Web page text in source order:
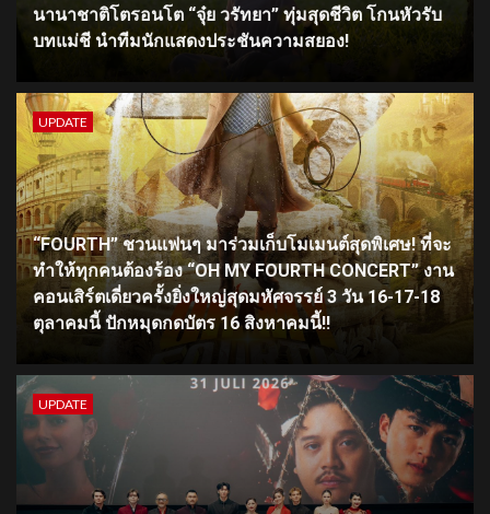
นานาชาติโตรอนโต “จุ๋ย วรัทยา” ทุ่มสุดชีวิต โกนหัวรับ
บทแม่ชี นำทีมนักแสดงประชันความสยอง!
UPDATE
“FOURTH” ชวนแฟนๆ มาร่วมเก็บโมเมนต์สุดพิเศษ! ที่จะ
ทำให้ทุกคนต้องร้อง “OH MY FOURTH CONCERT” งาน
คอนเสิร์ตเดี่ยวครั้งยิ่งใหญ่สุดมหัศจรรย์ 3 วัน 16-17-18
ตุลาคมนี้ ปักหมุดกดบัตร 16 สิงหาคมนี้!!
UPDATE